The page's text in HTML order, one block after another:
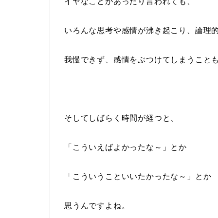
いろんな思考や感情が沸き起こり、論理
我慢できず、感情をぶつけてしまうことも
そしてしばらく時間が経つと、
「こういえばよかったな～」とか
「こういうこといいたかったな～」とか
思うんですよね。